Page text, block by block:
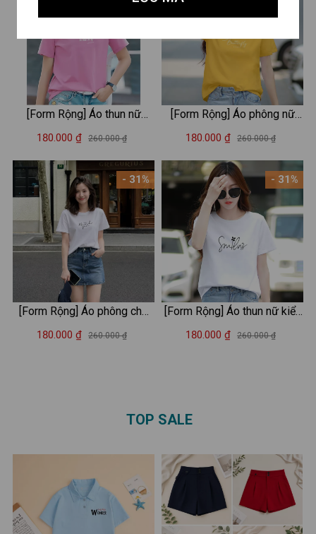
[Form Rộng] Áo thun nữ
LOZA Find yourself chất liệu
RT8210
180.000 ₫ 260.000 ₫
- 31%
[Form Rộng] Áo phông chữ
'Mong mỗi ngày đều là Bình
180.000 ₫ 260.000 ₫
[Form Rộng] Áo phông nữ
form rộng in chữ Butterfly -
Loza RT6659
180.000 ₫ 260.000 ₫
- 31%
[Form Rộng] Áo thun nữ kiểu
dáng rộng màu trắng - LOZA
180.000 ₫ 260.000 ₫
TOP SALE